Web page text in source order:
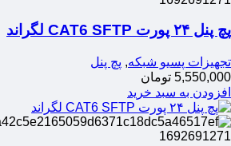
کابل‌کشی برق و برق اضطراری
برقراری امنیت در شبکه
تعمیر و بازیابی باتری لپ‌تاپ
بررسی و کنترل کامل اجزا: اتصالات،
نصب و آپدیت ماشین‌های اداری
ذخیره گزارش هشدارها
پچ پنل ۲۴ پورت CAT6 SFTP لگراند
تجهیزات پسیو شبکه, پچ پنل
5,550,000 تومان
افزودن به سبد خرید